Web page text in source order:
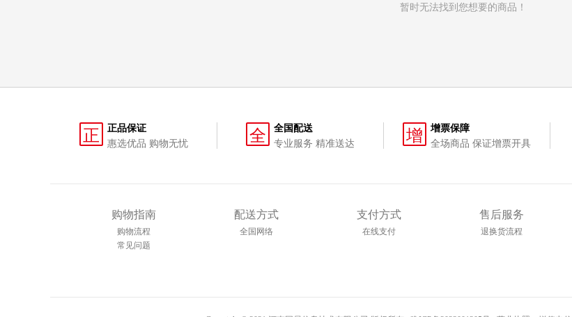
暂时无法找到您想要的商品！
正
正品保证
惠选优品 购物无忧
全
全国配送
专业服务 精准送达
增
增票保障
全场商品 保证增票开具
购物指南
购物流程
常见问题
配送方式
全国网络
支付方式
在线支付
售后服务
退换货流程